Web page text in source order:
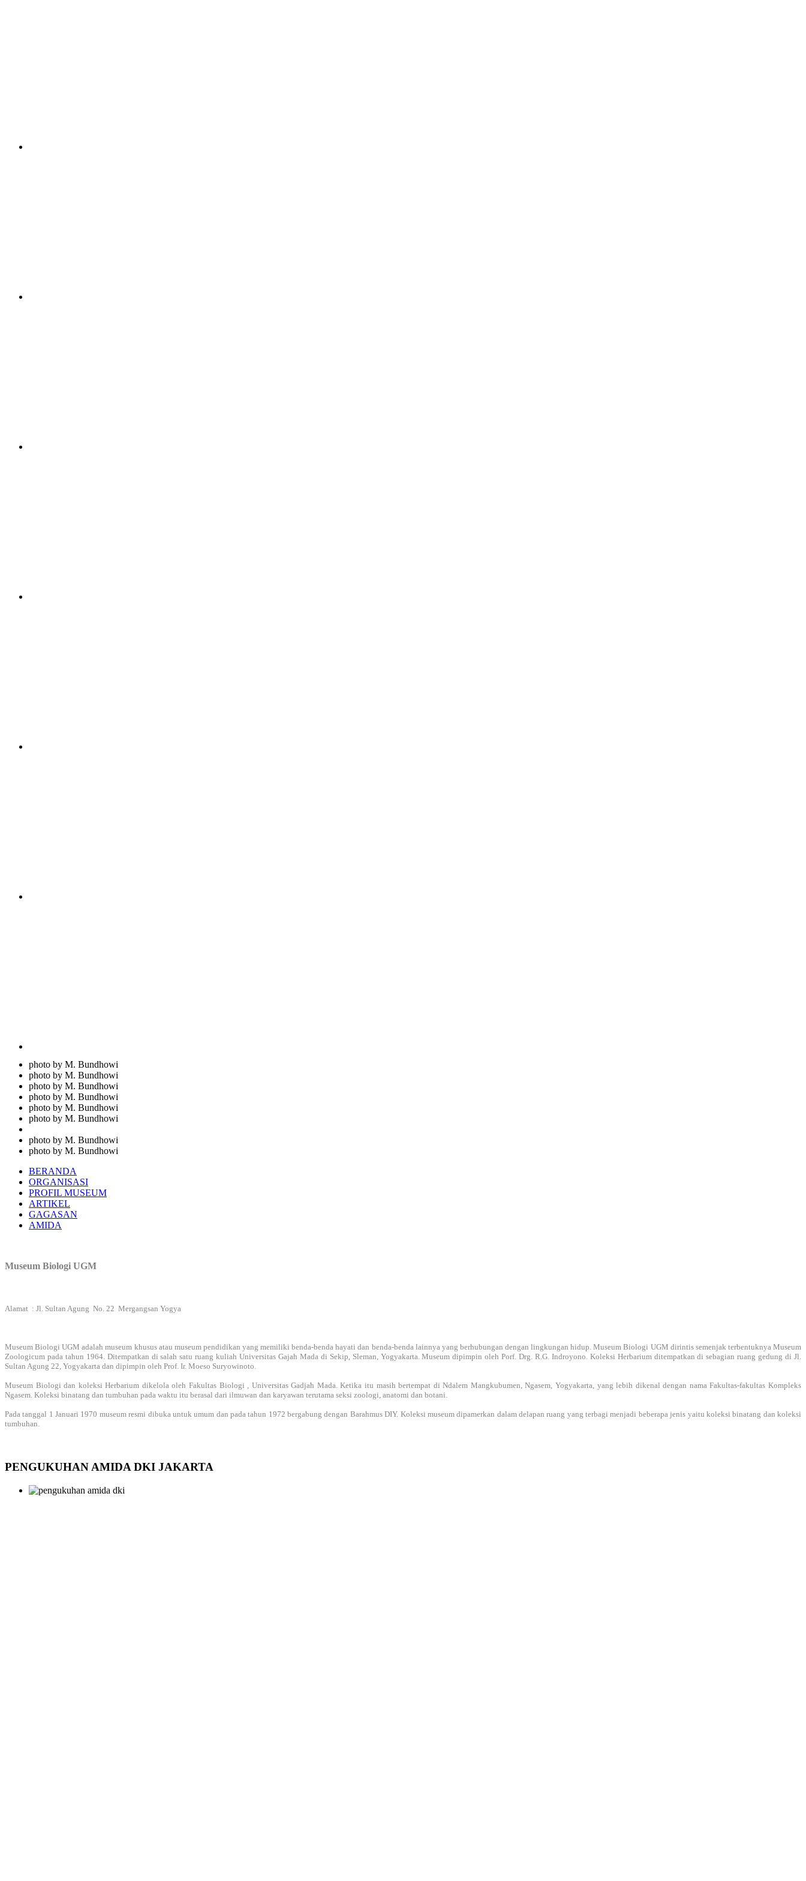
photo by M. Bundhowi
photo by M. Bundhowi
photo by M. Bundhowi
photo by M. Bundhowi
photo by M. Bundhowi
photo by M. Bundhowi
photo by M. Bundhowi
photo by M. Bundhowi
BERANDA
ORGANISASI
PROFIL MUSEUM
ARTIKEL
GAGASAN
AMIDA
Museum Biologi UGM
Alamat : Jl. Sultan Agung No. 22 Mergangsan Yogya
Museum Biologi UGMadalah museum khusus atau museum pendidikan yang memiliki benda-benda hayati dan benda-benda lainnya yang berhubungan dengan lingkungan hidup. Museum Biologi UGM dirintis semenjak terbentuknya Museum
Zoologicum pada tahun 1964. Ditempatkan di salah satu ruang kuliah Universitas Gajah Mada di Sekip, Sleman, Yogyakarta. Museum dipimpin oleh Porf. Drg. R.G. Indroyono. Koleksi Herbarium ditempatkan di sebagian ruang gedung di Jl.
Sultan Agung 22, Yogyakarta dan dipimpin oleh Prof. Ir. Moeso Suryowinoto.
Museum Biologi dan koleksi Herbarium dikelola oleh Fakultas Biologi , Universitas Gadjah Mada. Ketika itu masih bertempat di Ndalem Mangkubumen, Ngasem, Yogyakarta, yang lebih dikenal dengan nama Fakultas-fakultas Kompleks
Ngasem. Koleksi binatang dan tumbuhan pada waktu itu berasal dari ilmuwan dan karyawan terutama seksi zoologi, anatomi dan botani.
Pada tanggal 1 Januari 1970 museum resmi dibuka untuk umum dan pada tahun 1972 bergabung dengan Barahmus DIY. Koleksi museum dipamerkan dalam delapan ruang yang terbagi menjadi beberapa jenis yaitu koleksi binatang dan koleksi
tumbuhan.
PENGUKUHAN AMIDA DKI JAKARTA